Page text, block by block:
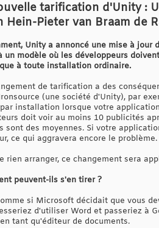
tarification d'Unity :
Hein-Pieter van Braam de
Unity a annoncé une mise à
un modèle où les développeurs
à toute installation ordinaire.
de tarification a des
(une société d'Unity), par
installation lorsque votre
doit voir au moins 10 publicités
sont des moyennes. Si votre
ce qui aggravera encore le problème.
rien arranger, ce changement sera
peuvent-ils s'en tirer ?
si Microsoft décidait que vous
d'utiliser Word et passeriez à
tant qu'éditeur de documents.